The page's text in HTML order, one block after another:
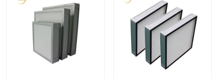
Блок FFU
Воздушный фильтр будочки краски